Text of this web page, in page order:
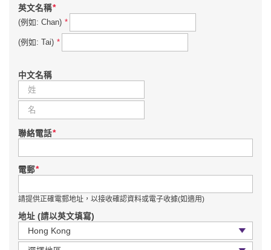
英文名稱*
(例如: Chan) *
(例如: Tai) *
中文名稱
聯絡電話*
電郵*
請提供正確電郵地址，以接收確認資料或電子收據(如適用)
地址 (請以英文填寫)
國家 / 地區